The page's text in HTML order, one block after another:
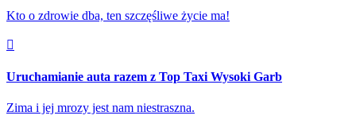
Kto o zdrowie dba, ten szczęśliwe życie ma!
Uruchamianie auta razem z Top Taxi Wysoki Garb
Zima i jej mrozy jest nam niestraszna.